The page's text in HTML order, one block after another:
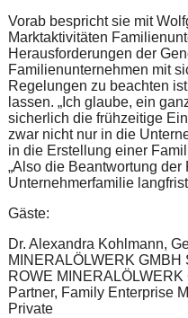
Vorab bespricht sie mit
Marktaktivitäten
Herausforderungen der
Familienunternehmen mit
Regelungen zu beachten
lassen. „Ich glaube, ein
sicherlich die frühzeitige
zwar nicht nur in die
in die Erstellung einer
„Also die Beantwortung
Unternehmerfamilie
Gäste:
Dr. Alexandra Kohlmann,
MINERALÖLWERK GMBH
ROWE
Partner, Family Enterprise
Private